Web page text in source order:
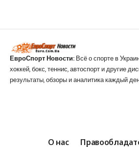
ЕвроСпорт Новости: Всё о спорте в
хоккей, бокс, теннис, автоспорт и другие
результаты, обзоры и аналитика каждый
О нас